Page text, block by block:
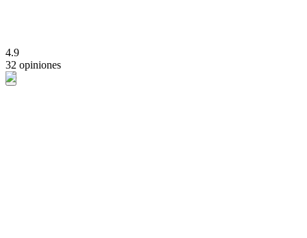
4.9
32 opiniones